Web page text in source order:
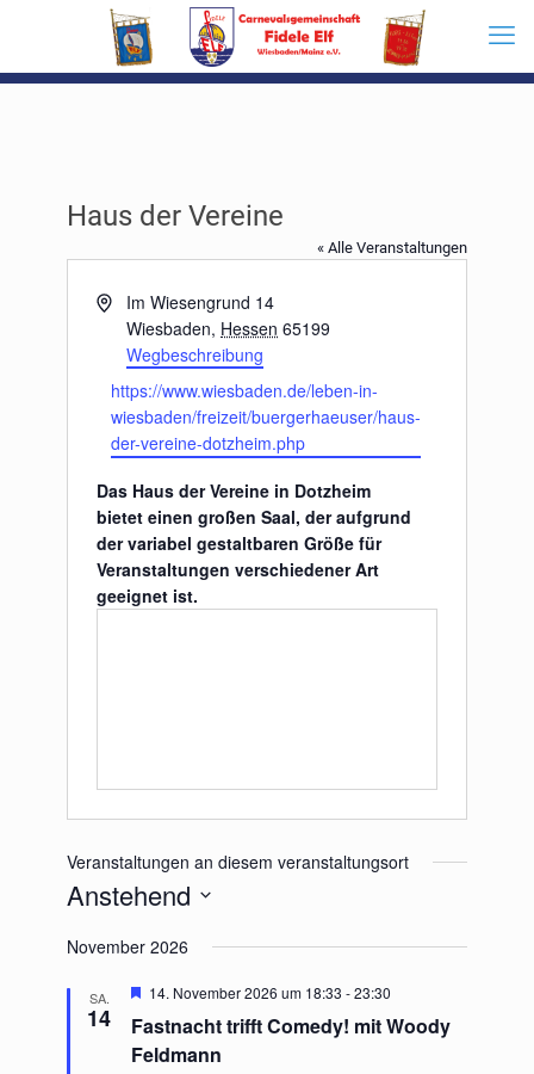
Haus der Vereine
« Alle Veranstaltungen
AdresseIm Wiesengrund 14
Wiesbaden, Hessen 65199
Wegbeschreibung
Webseite
https://www.wiesbaden.de/leben-in-
wiesbaden/freizeit/buergerhaeuser/haus-
der-vereine-dotzheim.php
Das Haus der Vereine in Dotzheim
bietet einen großen Saal, der aufgrund
der variabel gestaltbaren Größe für
Veranstaltungen verschiedener Art
geeignet ist.
Veranstaltungen an diesem veranstaltungsort
Anstehend
wählen.
November 2026
SA.
14
Fastnacht trifft Comedy! mit Woody
Feldmann
Hervorgehoben
14. November 2026 um 18:33 -23:30